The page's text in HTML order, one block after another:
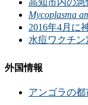
高知市内の
Mycoplasma
2016年4月に
水痘ワクチ
外国情報
アンゴラの